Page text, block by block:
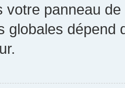
votre panneau
globales dépend